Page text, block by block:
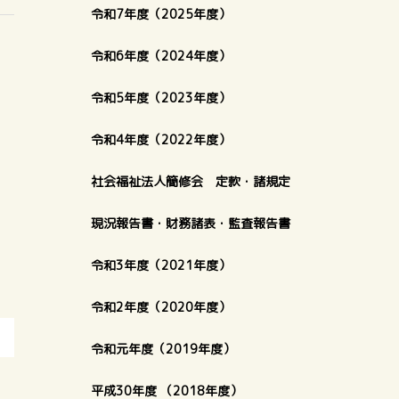
令和7年度（2025年度）
令和6年度（2024年度）
令和5年度（2023年度）
令和4年度（2022年度）
社会福祉法人簡修会 定款・諸規定
現況報告書・財務諸表・監査報告書
令和3年度（2021年度）
令和2年度（2020年度）
令和元年度（2019年度）
平成30年度 （2018年度）